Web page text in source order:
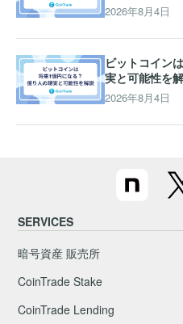
2026年8月4日
ビットコイン
実と可能性を
2026年8月4日
SERVICES
暗号資産 販売所
CoinTrade Stake
CoinTrade Lending